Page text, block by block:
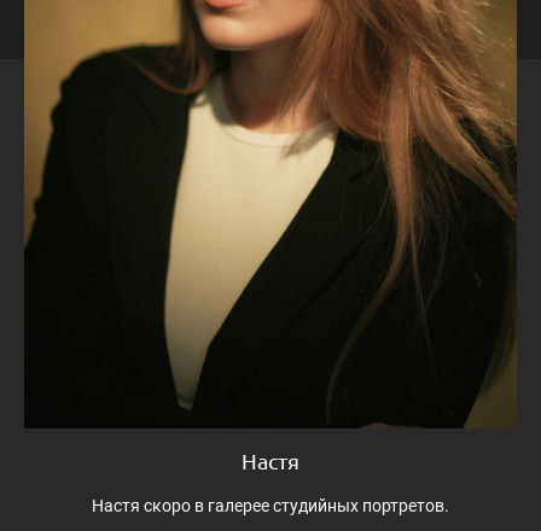
Настя
Настя скоро в галерее студийных портретов.